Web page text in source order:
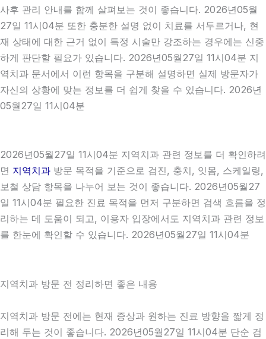
사후 관리 안내를 함께 살펴보는 것이 좋습니다. 2026년05월
27일 11시04분 또한 충분한 설명 없이 치료를 서두르거나, 현
재 상태에 대한 근거 없이 특정 시술만 강조하는 경우에는 신중
하게 판단할 필요가 있습니다. 2026년05월27일 11시04분 지
역치과 문서에서 이런 항목을 구분해 설명하면 실제 방문자가
자신의 상황에 맞는 정보를 더 쉽게 찾을 수 있습니다. 2026년
05월27일 11시04분
2026년05월27일 11시04분 지역치과 관련 정보를 더 확인하려
면 지역치과 방문 목적을 기준으로 검진, 충치, 잇몸, 스케일링,
보철 상담 항목을 나누어 보는 것이 좋습니다. 2026년05월27
일 11시04분 필요한 진료 목적을 먼저 구분하면 검색 흐름을 정
리하는 데 도움이 되고, 이용자 입장에서도 지역치과 관련 정보
를 한눈에 확인할 수 있습니다. 2026년05월27일 11시04분
지역치과 방문 전 정리하면 좋은 내용
지역치과 방문 전에는 현재 증상과 원하는 진료 방향을 짧게 정
리해 두는 것이 좋습니다. 2026년05월27일 11시04분 단순 검